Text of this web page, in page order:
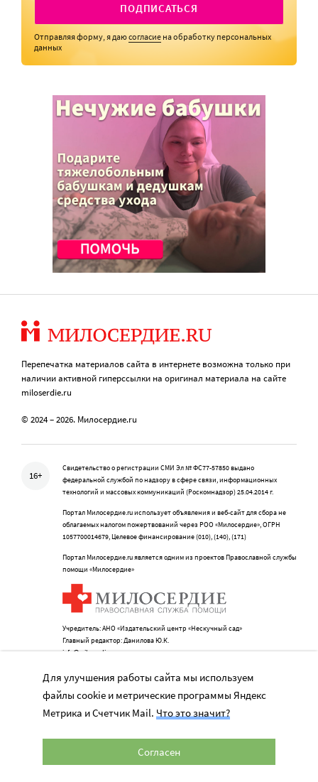
ПОДПИСАТЬСЯ
Отправляя форму, я даюсогласие на обработку персональных
данных
Перепечатка материалов сайта в интернете возможна только при
наличии активной гиперссылки на оригинал материала на сайте
miloserdie.ru
© 2024 – 2026. Милосердие.ru
16+
Свидетельство о регистрации СМИ Эл № ФС77-57850 выдано
федеральной службой по надзору в сфере связи, информационных
технологий и массовых коммуникаций (Роскомнадзор) 25.04.2014 г.
Портал Милосердие.ru использует объявления и веб-сайт для сбора не
облагаемых налогом пожертвований через РОО «Милосердие», ОГРН
1057700014679, Целевое финансирование (010), (140), (171)
Портал Милосердие.ru является одним из проектов Православной службы
помощи «Милосердие»
Учредитель: АНО «Издательский центр «Нескучный сад»
Главный редактор: Данилова Ю.К.
info@miloserdie.ru
Наши партнеры
Для улучшения работы сайта мы используем
файлы cookie и метрические программы Яндекс
Метрика и Счетчик Mail. Что это значит?
Согласен